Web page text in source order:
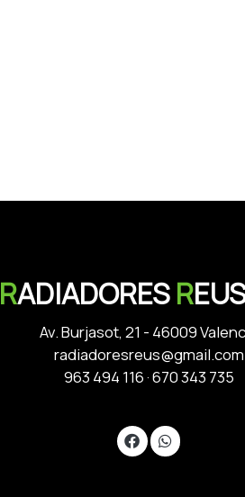
RADIADORESR
Av. Burjasot, 21 - 46009
radiadoresreus@gmail.com
963 494 116·670 343 735